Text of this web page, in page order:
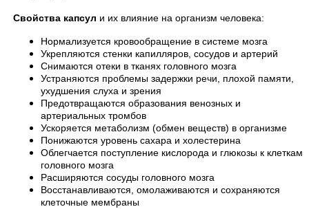
Свойства капсул и их влияние на организм человека:
Нормализуется кровообращение в системе мозга
Укрепляются стенки капилляров, сосудов и артерий
Снимаются отеки в тканях головного мозга
Устраняются проблемы задержки речи, плохой памяти,
ухудшения слуха и зрения
Предотвращаются образования венозных и
артериальных тромбов
Ускоряется метаболизм (обмен веществ) в организме
Понижаются уровень сахара и холестерина
Облегчается поступление кислорода и глюкозы к клеткам
головного мозга
Расширяются сосуды головного мозга
Восстанавливаются, омолаживаются и сохраняются
клеточные мембраны